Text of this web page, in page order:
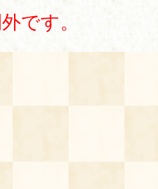
・陸援隊 会員限定
紹介
ル
け見学・体験
です。